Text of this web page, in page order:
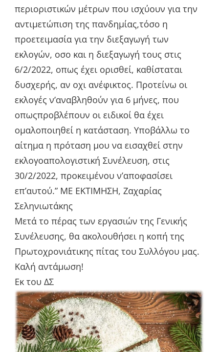
περιοριστικών μέτρων που ισχύουν για την
αντιμετώπιση της πανδημίας,τόσο η
προετειμασία για την διεξαγωγή των
εκλογών, οσο και η διεξαγωγή τους στις
6/2/2022, οπως έχει ορισθεί, καθίσταται
δυσχερής, αν οχι ανέφικτος. Προτείνω οι
εκλογές ν’αναβληθούν για 6 μήνες, που
οπωςπροβλέπουν οι ειδικοί θα έχει
ομαλοποιηθεί η κατάσταση. Υποβάλλω το
αίτημα η πρόταση μου να εισαχθεί στην
εκλογοαπολογιστική Συνέλευση, στις
30/2/2022, προκειμένου ν’αποφασίσει
επ’αυτού.” ΜΕ ΕΚΤΙΜΗΣΗ, Zαχαρίας
Σεληνιωτάκης
Μετά το πέρας των εργασιών της Γενικής
Συνέλευσης, θα ακολουθήσει η κοπή της
Πρωτοχρονιάτικης πίτας του Συλλόγου μας.
Καλή αντάμωση!
Εκ του ΔΣ